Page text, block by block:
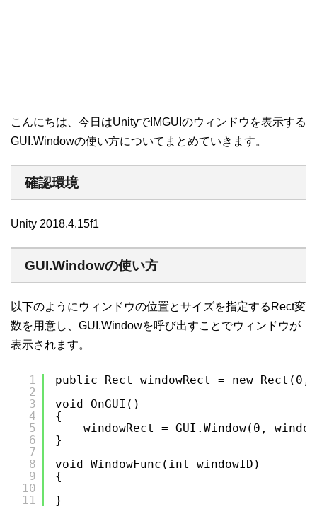
こんにちは、今日はUnityでIMGUIのウィンドウを表示する
GUI.Windowの使い方についてまとめていきます。
確認環境
Unity 2018.4.15f1
GUI.Windowの使い方
以下のようにウィンドウの位置とサイズを指定するRect変
数を用意し、GUI.Windowを呼び出すことでウィンドウが
表示されます。
1
2
3
4
5
6
7
8
9
10
11
public Rect windowRect = new
void OnGUI()
{
windowRect = GUI.Window(0,
}
void WindowFunc(int windowID)
{
}